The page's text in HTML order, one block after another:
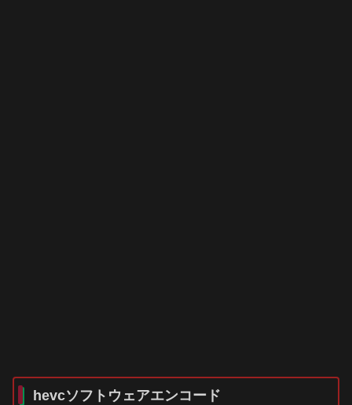
hevcソフトウェアエンコード